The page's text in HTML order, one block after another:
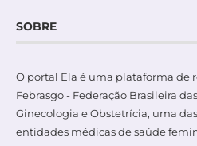
SOBRE
O portal Ela é uma plataforma de
Febrasgo - Federação Brasileira
Ginecologia e Obstetrícia, uma
entidades médicas de saúde